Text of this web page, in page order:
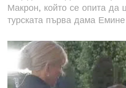
Макрон, който се опита да
турската първа дама